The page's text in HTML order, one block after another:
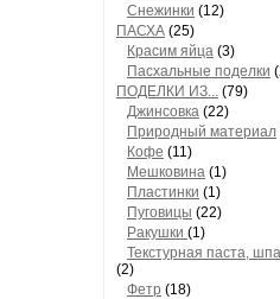
Снежинки (12)
ПАСХА (25)
Красим яйца (3)
Пасхальные поделки
ПОДЕЛКИ ИЗ... (79)
Джинсовка (22)
Природный материал
Кофе (11)
Мешковина (1)
Пластинки (1)
Пуговицы (22)
Ракушки (1)
Текстурная паста,
(2)
Фетр (18)